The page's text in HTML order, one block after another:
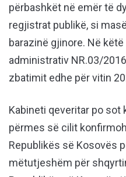
përbashkët në emër të
regjistrat publikë, si
barazinë gjinore. Në
administrativ NR.03/
zbatimit edhe për vitin
Kabineti qeveritar po sot
përmes së cilit
Republikës së Kosovës
mëtutjeshëm për